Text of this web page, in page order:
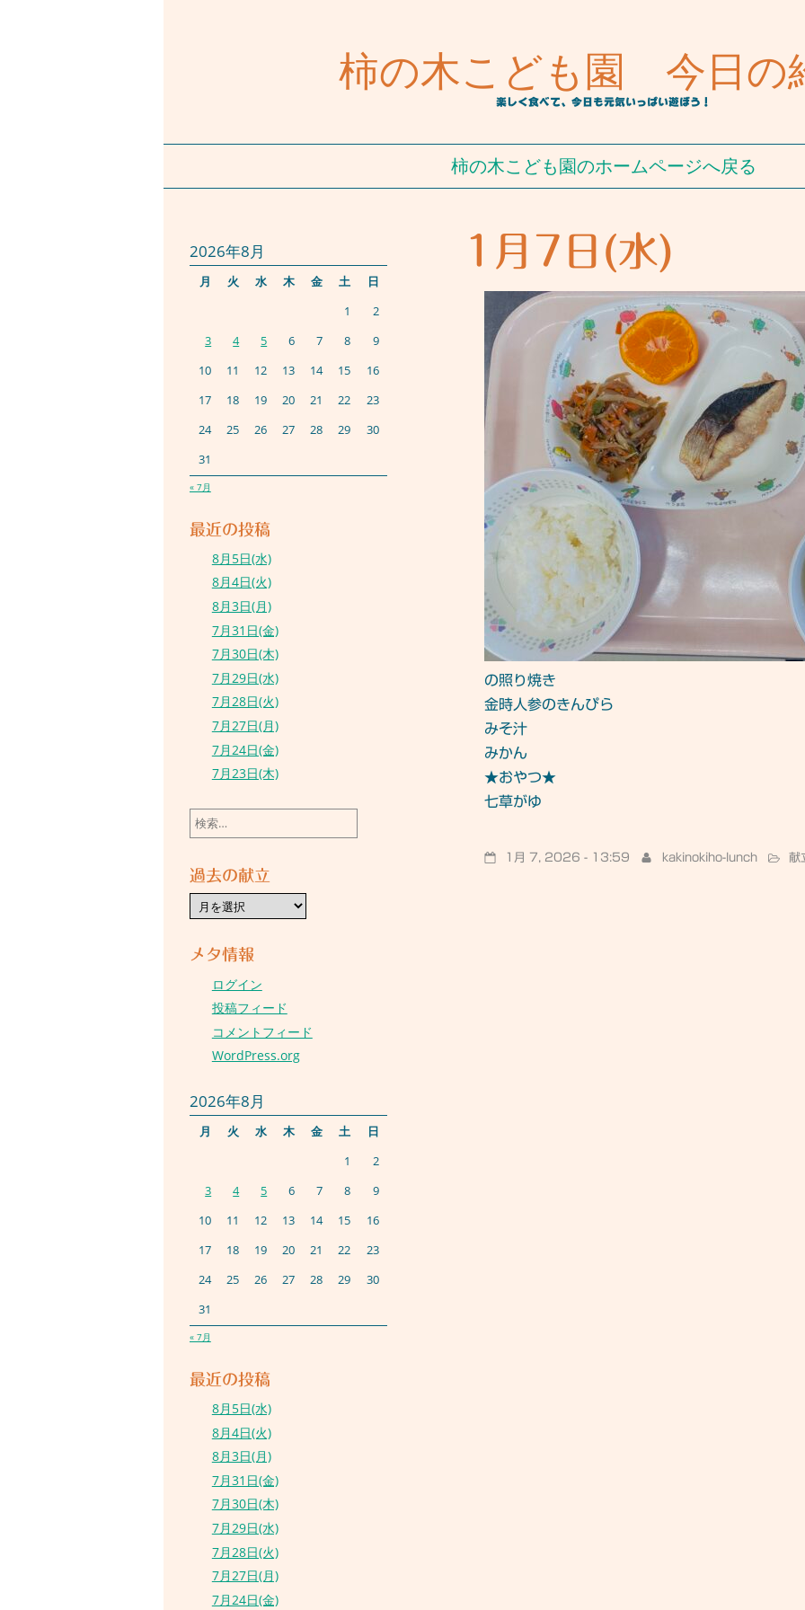
柿の木こども園 今日の
楽しく食べて、今日も元気いっぱい遊ぼう！
柿の木こども園のホームページへ戻る
1月7日(水)
の照り焼き
金時人参のきんぴら
みそ汁
みかん
★おやつ★
七草がゆ
1月 7, 2026 - 13:59 kakinokiho-lunch 献
2026年8月
月 火 水 木 金 土
日
1
2
3
4 5 6 7 8
9
10
11 12 13 14 15
16
17
18 19 20 21 22
23
24
25 26 27 28 29
30
31
« 7月
最近の投稿
8月5日(水)
8月4日(火)
8月3日(月)
7月31日(金)
7月30日(木)
7月29日(水)
7月28日(火)
7月27日(月)
7月24日(金)
7月23日(木)
索:
過去の献立
過
立メタ情報
ログイン
投稿フィード
コメントフィード
WordPress.org
2026年8月
月 火 水 木 金 土
日
1
2
3
4 5 6 7 8
9
10
11 12 13 14 15
16
17
18 19 20 21 22
23
24
25 26 27 28 29
30
31
« 7月
最近の投稿
8月5日(水)
8月4日(火)
8月3日(月)
7月31日(金)
7月30日(木)
7月29日(水)
7月28日(火)
7月27日(月)
7月24日(金)